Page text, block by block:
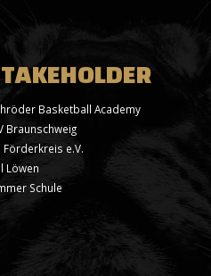
Basketball Academy
Braunschweig
Förderkreis e.V.
Löwen
Schule